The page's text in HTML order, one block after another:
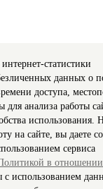
статистики
данных о
доступа,
для анализа работы
использования.
на сайте, вы даете
сервиса
в отношении
с использованием